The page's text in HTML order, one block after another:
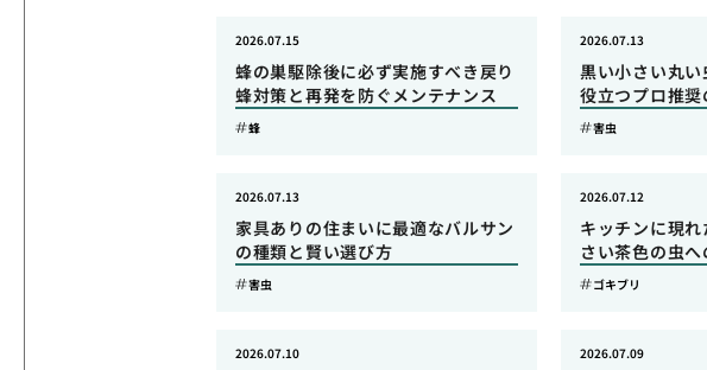
蜂の巣駆除後に必ず実施すべき戻り
蜂対策と再発を防ぐメンテナンス
2026.07.15
蜂
黒い小さい丸
役立つプロ推奨
2026.07.13
害虫
家具ありの住まいに最適なバルサン
の種類と賢い選び方
2026.07.13
害虫
キッチンに現
さい茶色の虫
2026.07.12
ゴキブリ
2026.07.10 2026.07.09